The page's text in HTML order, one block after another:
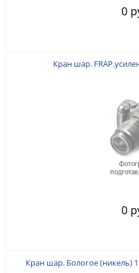
0
Кран шар.
0
Кран шар. Бологое (никель)